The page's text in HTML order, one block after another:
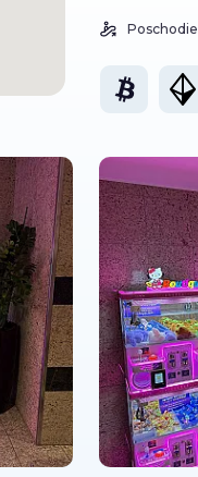
Poschodie